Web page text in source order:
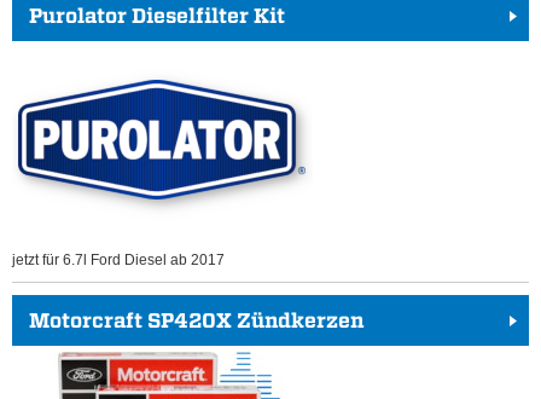
Purolator Dieselfilter Kit
jetzt für 6.7l Ford Diesel ab 2017
Motorcraft SP420X Zündkerzen